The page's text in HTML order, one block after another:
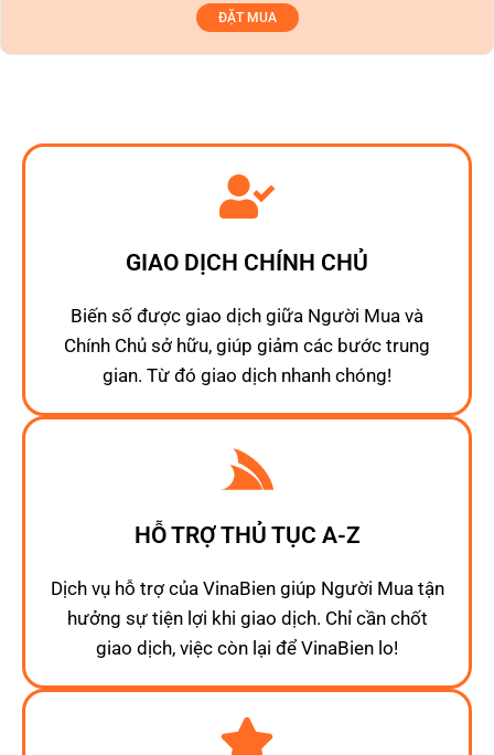
ĐẶT MUA
GIAO DỊCH CHÍNH CHỦ
Biến số được giao dịch giữa Người Mua và
Chính Chủ sở hữu, giúp giảm các bước trung
gian. Từ đó giao dịch nhanh chóng!
HỖ TRỢ THỦ TỤC A-Z
Dịch vụ hỗ trợ của VinaBien giúp Người Mua tận
hưởng sự tiện lợi khi giao dịch. Chỉ cần chốt
giao dịch, việc còn lại để VinaBien lo!